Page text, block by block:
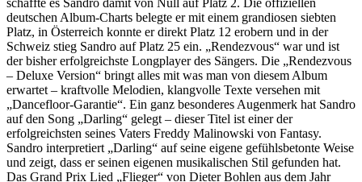
deutschen Album-Charts belegte er mit einem grandiosen siebten
Platz, in Österreich konnte er direkt Platz 12 erobern und in der
Schweiz stieg Sandro auf Platz 25 ein. „Rendezvous“ war und ist
der bisher erfolgreichste Longplayer des Sängers. Die „Rendezvous
– Deluxe Version“ bringt alles mit was man von diesem Album
erwartet – kraftvolle Melodien, klangvolle Texte versehen mit
„Dancefloor-Garantie“. Ein ganz besonderes Augenmerk hat Sandro
auf den Song „Darling“ gelegt – dieser Titel ist einer der
erfolgreichsten seines Vaters Freddy Malinowski von Fantasy.
Sandro interpretiert „Darling“ auf seine eigene gefühlsbetonte Weise
und zeigt, dass er seinen eigenen musikalischen Stil gefunden hat.
Das Grand Prix Lied „Flieger“ von Dieter Bohlen aus dem Jahr